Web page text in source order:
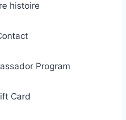
histoire
Program
Card